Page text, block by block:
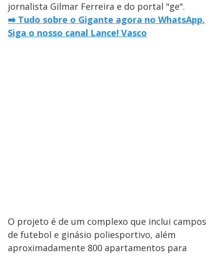
jornalista Gilmar Ferreira e do portal "ge".
➡️ Tudo sobre o Gigante agora no WhatsApp.
Siga o nosso canal Lance! Vasco
O projeto é de um complexo que inclui campos
de futebol e ginásio poliesportivo, além
aproximadamente 800 apartamentos para